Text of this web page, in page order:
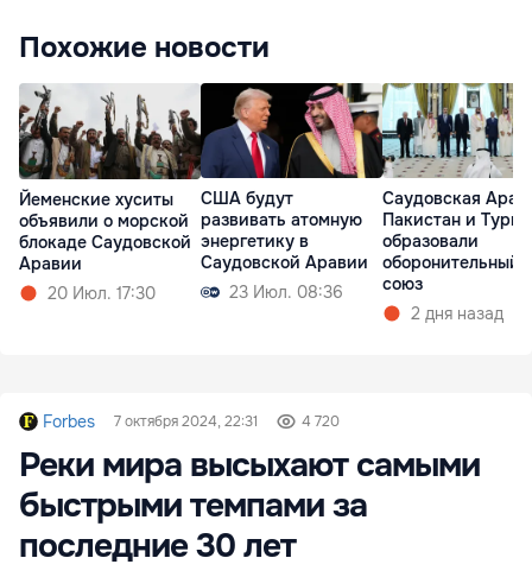
Похожие новости
Йеменские хуситы
объявили о морской
блокаде Саудовской
Аравии
20 Июл. 17:30
США будут
развивать атомную
энергетику в
Саудовской Аравии
23 Июл. 08:36
Саудовская
Пакистан и
образовали
оборонительный
союз
2 дня назад
Forbes 7 октября 2024, 22:31 4 720
Реки мира высыхают самыми
быстрыми темпами за
последние 30 лет